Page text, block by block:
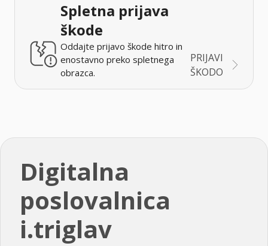
Spletna prijava
škode
Oddajte prijavo škode hitro in
enostavno preko spletnega
obrazca.
PRIJAVI
ŠKODO
Digitalna
poslovalnica
i.triglav